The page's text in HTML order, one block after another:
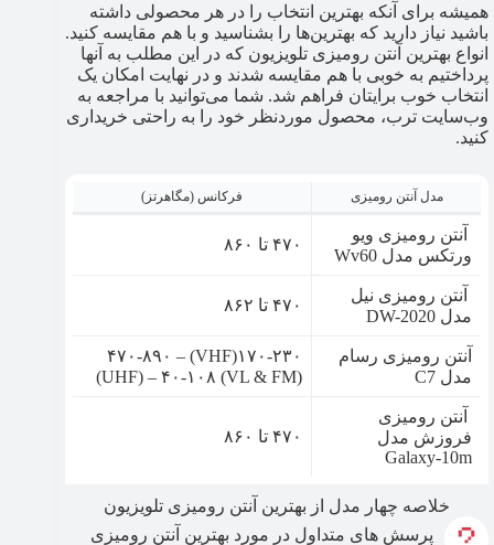
همیشه برای آنکه بهترین انتخاب را در هر محصولی داشته
باشید نیاز دارید که بهترین‌ها را بشناسید و با هم مقایسه کنید.
انواع بهترین آنتن رومیزی تلویزیون که در این مطلب به آنها
پرداختیم به خوبی با هم مقایسه شدند و در نهایت امکان یک
انتخاب خوب برایتان فراهم شد. شما می‌توانید با مراجعه به
وب‌سایت ترب، محصول موردنظر خود را به راحتی خریداری
کنید.
مدل آنتن رومیزی فرکانس (مگاهرتز)
آنتن رومیزی ویو
ورتکس مدل Wv60
۴۷۰ تا ۸۶۰
آنتن رومیزی نیل
مدل DW-2020
۴۷۰ تا ۸۶۲
آنتن رومیزی رسام
مدل C7
۱۷۰-۲۳۰(VHF) – ۴۷۰-۸۹۰
(UHF) – ۴۰-۱۰۸ (VL & FM)
آنتن رومیزی
فروزش مدل
Galaxy-10m
۴۷۰ تا ۸۶۰
خلاصه چهار مدل از بهترین آنتن رومیزی تلویزیون
پرسش های متداول در مورد بهترین آنتن رومیزی